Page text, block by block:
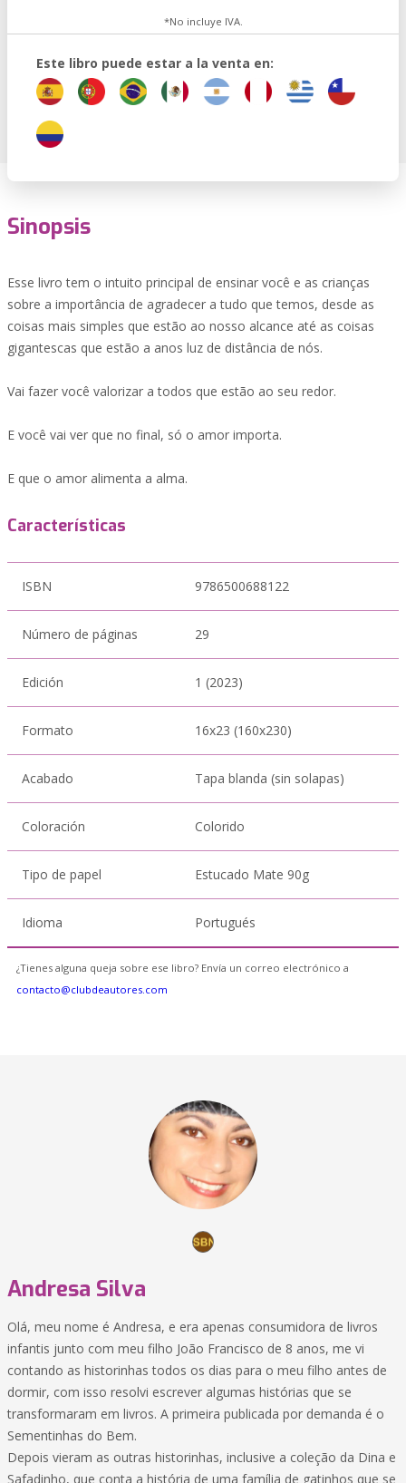
*No incluye IVA.
Este libro puede estar a la venta en:
Sinopsis
Esse livro tem o intuito principal de ensinar você e as crianças
sobre a importância de agradecer a tudo que temos, desde as
coisas mais simples que estão ao nosso alcance até as coisas
gigantescas que estão a anos luz de distância de nós.
Vai fazer você valorizar a todos que estão ao seu redor.
E você vai ver que no final, só o amor importa.
E que o amor alimenta a alma.
Características
ISBN 9786500688122
Número de páginas 29
Edición 1 (2023)
Formato 16x23 (160x230)
Acabado Tapa blanda (sin solapas)
Coloración Colorido
Tipo de papel Estucado Mate 90g
Idioma Portugués
¿Tienes alguna queja sobre ese libro? Envía un correo electrónico a
contacto@clubdeautores.com
Andresa Silva
Olá, meu nome é Andresa, e era apenas consumidora de livros
infantis junto com meu filho João Francisco de 8 anos, me vi
contando as historinhas todos os dias para o meu filho antes de
dormir, com isso resolvi escrever algumas histórias que se
transformaram em livros. A primeira publicada por demanda é o
Sementinhas do Bem.
Depois vieram as outras historinhas, inclusive a coleção da Dina e
Safadinho, que conta a história de uma família de gatinhos que se